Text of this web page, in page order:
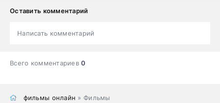
Оставить комментарий
Написать комментарий
Всего комментариев0
фильмы онлайн » Фильмы